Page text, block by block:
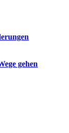
gehen